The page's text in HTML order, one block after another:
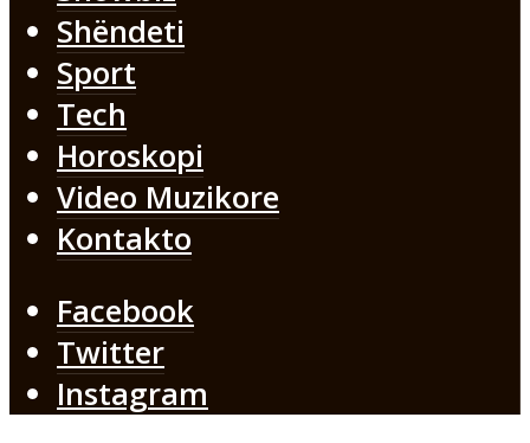
Shëndeti
Sport
Tech
Horoskopi
Video Muzikore
Kontakto
Facebook
Twitter
Instagram